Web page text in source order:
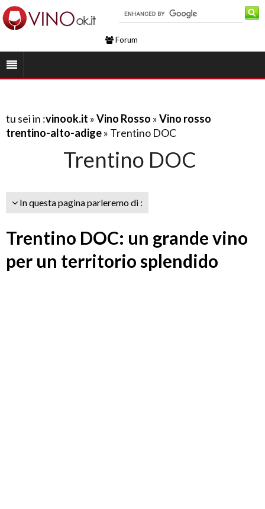
Forum
tu sei in :vinook.it »Vino Rosso »Vino rosso
trentino-alto-adige» Trentino DOC
Trentino DOC
In questa pagina parleremo di :
Trentino DOC: un grande vino
per un territorio splendido